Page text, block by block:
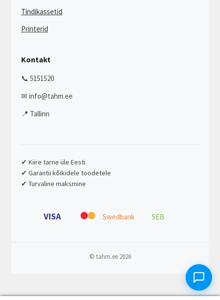
Tindikassetid
Printerid
Kontakt
📞 5151520
✉ info@tahm.ee
📍 Tallinn
✔ Kiire tarne üle Eesti
✔ Garantii kõikidele toodetele
✔ Turvaline maksmine
VISA Swedbank SEB
© tahm.ee 2026